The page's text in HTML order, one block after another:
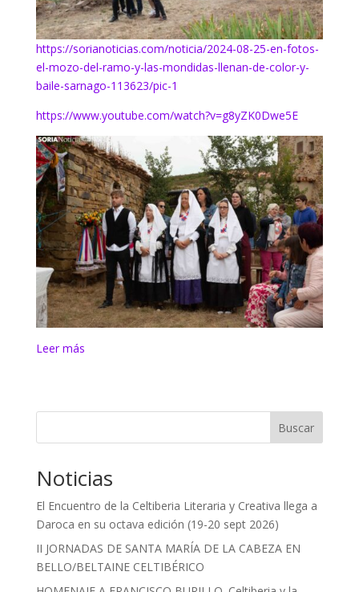
https://sorianoticias.com/noticia/2024-08-25-en-fotos-
el-mozo-del-ramo-y-las-mondidas-llenan-de-color-y-
baile-sarnago-113623/pic-1
https://www.youtube.com/watch?v=g8yZK0Dwe5E
Leer más:
Buscar
Noticias
El Encuentro de la Celtiberia Literaria y Creativa llega a
Daroca en su octava edición (19-20 sept 2026)
II JORNADAS DE SANTA MARÍA DE LA CABEZA EN
BELLO/BELTAINE CELTIBÉRICO